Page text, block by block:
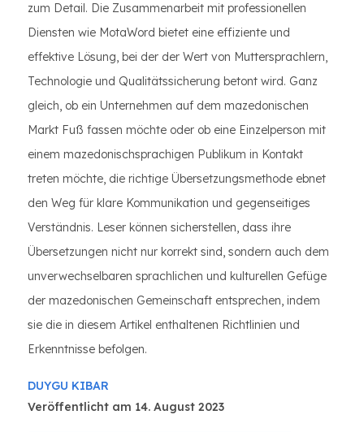
zum Detail. Die Zusammenarbeit mit professionellen
Diensten wie MotaWord bietet eine effiziente und
effektive Lösung, bei der der Wert von Muttersprachlern,
Technologie und Qualitätssicherung betont wird. Ganz
gleich, ob ein Unternehmen auf dem mazedonischen
Markt Fuß fassen möchte oder ob eine Einzelperson mit
einem mazedonischsprachigen Publikum in Kontakt
treten möchte, die richtige Übersetzungsmethode ebnet
den Weg für klare Kommunikation und gegenseitiges
Verständnis. Leser können sicherstellen, dass ihre
Übersetzungen nicht nur korrekt sind, sondern auch dem
unverwechselbaren sprachlichen und kulturellen Gefüge
der mazedonischen Gemeinschaft entsprechen, indem
sie die in diesem Artikel enthaltenen Richtlinien und
Erkenntnisse befolgen.
DUYGU KIBAR
Veröffentlicht am 14. August 2023